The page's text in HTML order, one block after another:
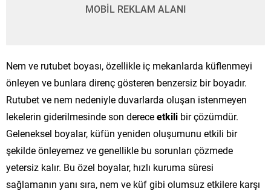
MOBİL REKLAM ALANI
Nem ve rutubet boyası, özellikle iç mekanlarda küflenmeyi
önleyen ve bunlara direnç gösteren benzersiz bir boyadır.
Rutubet ve nem nedeniyle duvarlarda oluşan istenmeyen
lekelerin giderilmesinde son dereceetkili bir çözümdür.
Geleneksel boyalar, küfün yeniden oluşumunu etkili bir
şekilde önleyemez ve genellikle bu sorunları çözmede
yetersiz kalır. Bu özel boyalar, hızlı kuruma süresi
sağlamanın yanı sıra, nem ve küf gibi olumsuz etkilere karşı